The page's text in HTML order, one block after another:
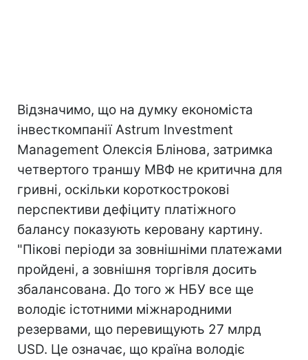
Відзначимо, що на думку економіста
інвесткомпанії Astrum Investment
Management Олексія Блінова, затримка
четвертого траншу МВФ не критична для
гривні, оскільки короткострокові
перспективи дефіциту платіжного
балансу показують керовану картину.
"Пікові періоди за зовнішніми платежами
пройдені, а зовнішня торгівля досить
збалансована. До того ж НБУ все ще
володіє істотними міжнародними
резервами, що перевищують 27 млрд
USD. Це означає, що країна володіє